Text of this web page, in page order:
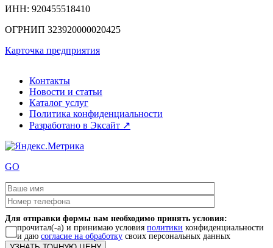
ИНН: 920455518410
ОГРНИП 323920000020425
Карточка предприятия
Контакты
Новости и статьи
Каталог услуг
Политика конфиденциальности
Разработано в Эксайт ↗
GO
Для отправки формы вам необходимо принять условия:
прочитал(-а) и принимаю условия политики конфиденциальности
и даю согласие на обработку своих персональных данных